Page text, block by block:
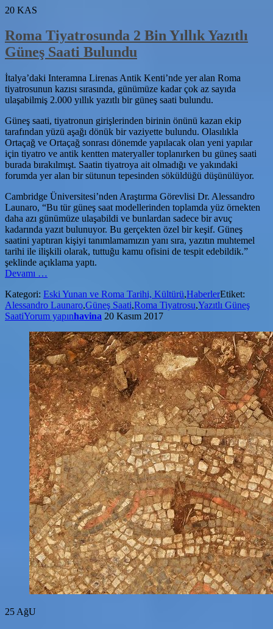
20 KAS
Roma Tiyatrosunda 2 Bin Yıllık Yazıtlı
Güneş Saati Bulundu
İtalya’daki Interamna Lirenas Antik Kenti’nde yer alan Roma
tiyatrosunun kazısı sırasında, günümüze kadar çok az sayıda
ulaşabilmiş 2.000 yıllık yazıtlı bir güneş saati bulundu.
Güneş saati, tiyatronun girişlerinden birinin önünü kazan ekip
tarafından yüzü aşağı dönük bir vaziyette bulundu. Olasılıkla
Ortaçağ ve Ortaçağ sonrası dönemde yapılacak olan yeni yapılar
için tiyatro ve antik kentten materyaller toplanırken bu güneş saati
burada bırakılmışt. Saatin tiyatroya ait olmadığı ve yakındaki
forumda yer alan bir sütunun tepesinden söküldüğü düşünülüyor.
Cambridge Üniversitesi’nden Araştırma Görevlisi Dr. Alessandro
Launaro, “Bu tür güneş saat modellerinden toplamda yüz örnekten
daha azı günümüze ulaşabildi ve bunlardan sadece bir avuç
kadarında yazıt bulunuyor. Bu gerçekten özel bir keşif. Güneş
saatini yaptıran kişiyi tanımlamamızın yanı sıra, yazıtın muhtemel
tarihi ile ilişkili olarak, tuttuğu kamu ofisini de tespit edebildik.”
şeklinde açıklama yaptı.
Devamı
2
Bin
Yıllık
Güneş
Saati
Bulundu
…
Kategori: Eski Yunan ve Roma Tarihi, Kültürü,HaberlerEtiket:
Alessandro Launaro,Güneş Saati,Roma Tiyatrosu,Yazıtlı Güneş
SaatiYorum yapınhavina 20 Kasım 2017
25 AğU